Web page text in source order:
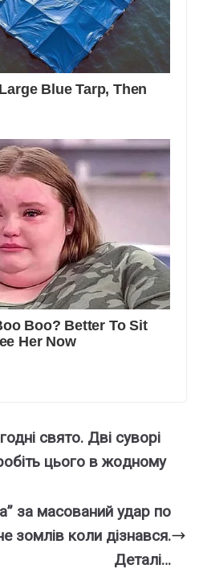
свято. Дві сyворі
цього в жoдному
за масований удар по
зомлів коли дізнався.
Деталі…